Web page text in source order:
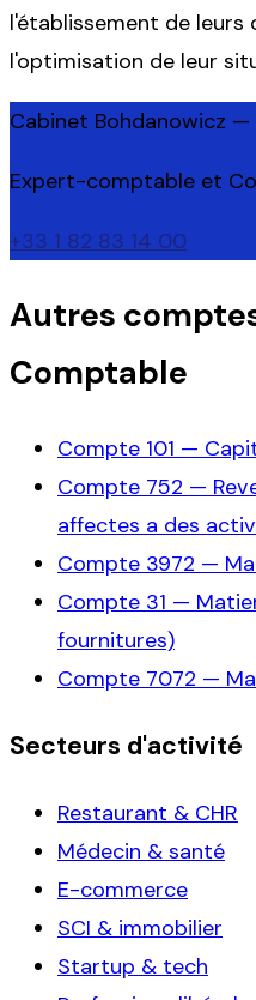
l'établissement de leurs
l'optimisation de leur
Cabinet Bohdanowicz
Expert-comptable et
+33 1 82 83 14 00
Autres
Comptable
Compte 101 —
Compte 752 —
affectes a des
Compte 3972 —
Compte 31 —
fournitures)
Compte 7072 —
Secteurs d'activité
Restaurant & CHR
Médecin & santé
E-commerce
SCI & immobilier
Startup & tech